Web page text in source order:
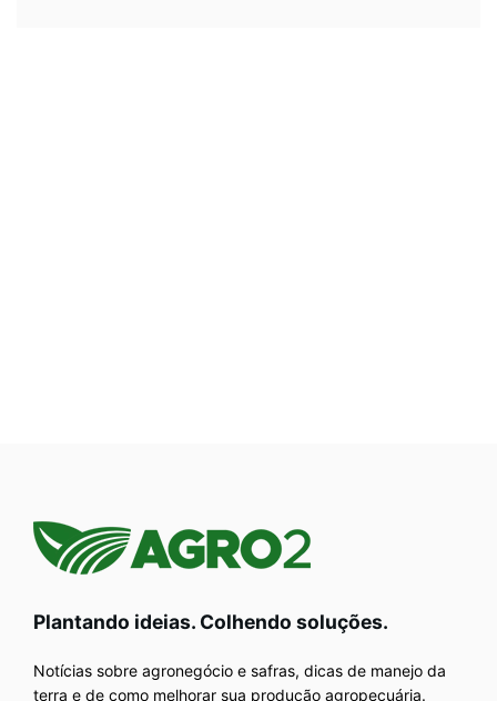
Plantando ideias. Colhendo soluções.
Notícias sobre agronegócio e safras, dicas de manejo da
terra e de como melhorar sua produção agropecuária.